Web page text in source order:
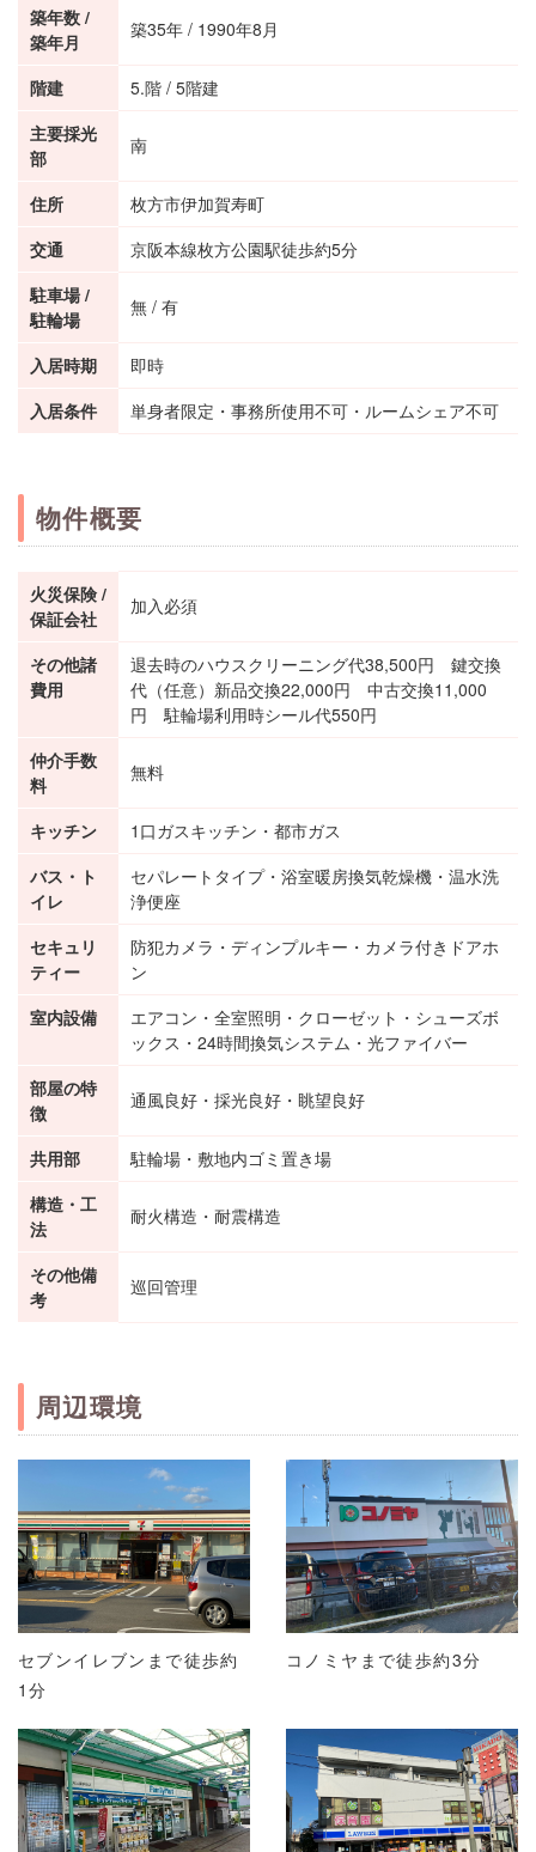
築年数 /
築年月
築35年 / 1990年8月
階建
5.階 / 5階建
主要採光
部
南
住所
枚方市伊加賀寿町
交通
京阪本線枚方公園駅徒歩約5分
駐車場 /
駐輪場
無 / 有
入居時期
即時
入居条件
単身者限定・事務所使用不可・ルームシェア不可
物件概要
火災保険 /
保証会社
加入必須
その他諸
費用
退去時のハウスクリーニング代38,500円 鍵交換
代（任意）新品交換22,000円 中古交換11,000
円 駐輪場利用時シール代550円
仲介手数
料
無料
キッチン
1口ガスキッチン・都市ガス
バス・ト
イレ
セパレートタイプ・浴室暖房換気乾燥機・温水洗
浄便座
セキュリ
ティー
防犯カメラ・ディンプルキー・カメラ付きドアホ
ン
室内設備
エアコン・全室照明・クローゼット・シューズボ
ックス・24時間換気システム・光ファイバー
部屋の特
徴
通風良好・採光良好・眺望良好
共用部
駐輪場・敷地内ゴミ置き場
構造・工
法
耐火構造・耐震構造
その他備
考
巡回管理
周辺環境
セブンイレブンまで徒歩約
1分
コノミヤまで徒歩約3分